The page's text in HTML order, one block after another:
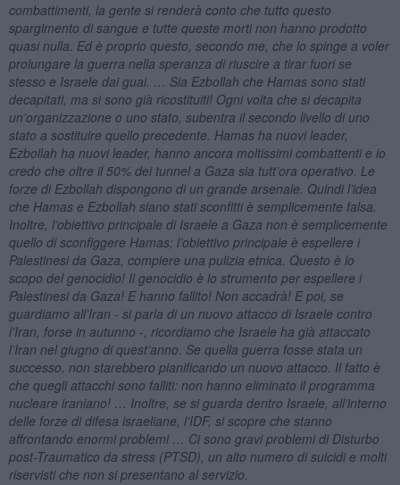
combattimenti, la gente si renderà conto che tutto questo
spargimento di sangue e tutte queste morti non hanno prodotto
quasi nulla. Ed è proprio questo, secondo me, che lo spinge a voler
prolungare la guerra nella speranza di riuscire a tirar fuori se
stesso e Israele dai guai. … Sia Ezbollah che Hamas sono stati
decapitati, ma si sono già ricostituiti! Ogni volta che si decapita
un’organizzazione o uno stato, subentra il secondo livello di uno
stato a sostituire quello precedente. Hamas ha nuovi leader,
Ezbollah ha nuovi leader, hanno ancora moltissimi combattenti e io
credo che oltre il 50% dei tunnel a Gaza sia tutt’ora operativo. Le
forze di Ezbollah dispongono di un grande arsenale. Quindi l’idea
che Hamas e Ezbollah siano stati sconfitti è semplicemente falsa.
Inoltre, l’obiettivo principale di Israele a Gaza non è semplicemente
quello di sconfiggere Hamas; l’obiettivo principale è espellere i
Palestinesi da Gaza, compiere una pulizia etnica. Questo è lo
scopo del genocidio! Il genocidio è lo strumento per espellere i
Palestinesi da Gaza! E hanno fallito! Non accadrà! E poi, se
guardiamo all’Iran - si parla di un nuovo attacco di Israele contro
l’Iran, forse in autunno -, ricordiamo che Israele ha già attaccato
l’Iran nel giugno di quest’anno. Se quella guerra fosse stata un
successo, non starebbero pianificando un nuovo attacco. Il fatto è
che quegli attacchi sono falliti: non hanno eliminato il programma
nucleare iraniano! … Inoltre, se si guarda dentro Israele, all’interno
delle forze di difesa israeliane, l’IDF, si scopre che stanno
affrontando enormi problemi … Ci sono gravi problemi di Disturbo
post-Traumatico da stress (PTSD), un alto numero di suicidi e molti
riservisti che non si presentano al servizio.